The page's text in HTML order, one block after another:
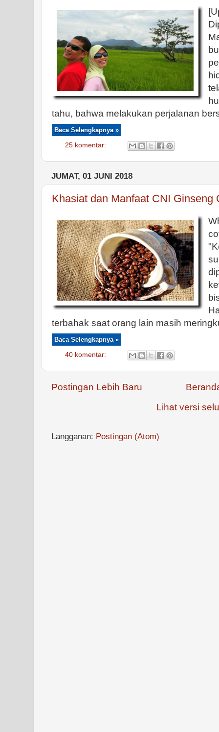
tahu, bahwa melakukan perjalanan
Baca Selengkapnya »
25 komentar:
JUMAT, 01 JUNI 2018
Khasiat dan Manfaat CNI Ginseng
terbahak saat orang lain masih
Baca Selengkapnya »
40 komentar:
Postingan Lebih Baru
Lihat versi
Langganan: Postingan (Atom)